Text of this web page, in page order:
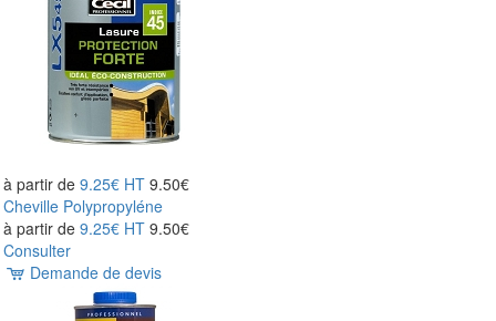
à partir de 9.25€ HT 9.50€
Cheville Polypropyléne
à partir de 9.25€ HT 9.50€
Consulter
Demande de devis